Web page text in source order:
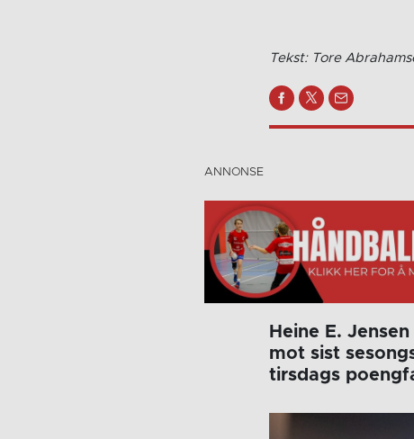
Tekst: Tore
Heine E.
mot sist
tirsdags